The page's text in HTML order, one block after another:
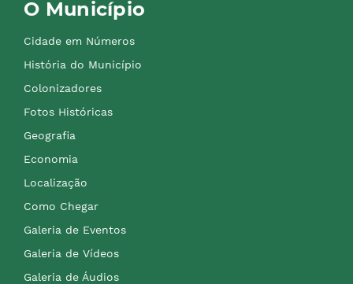
O Município
Cidade em Números
História do Município
Colonizadores
Fotos Históricas
Geografia
Economia
Localização
Como Chegar
Galeria de Eventos
Galeria de Vídeos
Galeria de Áudios